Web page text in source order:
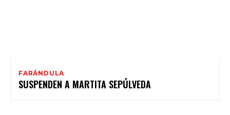
FARÁNDULA
SUSPENDEN A MARTITA SEPÚLVEDA